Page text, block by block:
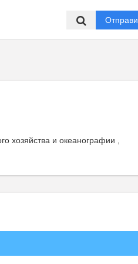
хозяйства и океанографии ,